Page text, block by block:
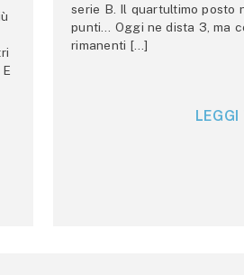
serie B. Il quartultimo posto
punti… Oggi ne dista 3, ma
rimanenti […]